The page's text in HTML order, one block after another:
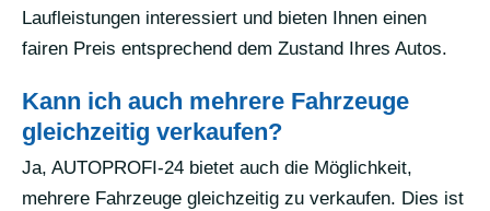
Laufleistungen interessiert und bieten Ihnen einen
fairen Preis entsprechend dem Zustand Ihres Autos.
Kann ich auch mehrere Fahrzeuge
gleichzeitig verkaufen?
Ja, AUTOPROFI-24 bietet auch die Möglichkeit,
mehrere Fahrzeuge gleichzeitig zu verkaufen. Dies ist